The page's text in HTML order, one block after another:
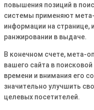
повышения позиций в
системы применяют
информации на странице,
ранжировании в выдаче․
В конечном счете, мета-
вашего сайта в
времени и внимания его
значительно улучшить
целевых посетителей․